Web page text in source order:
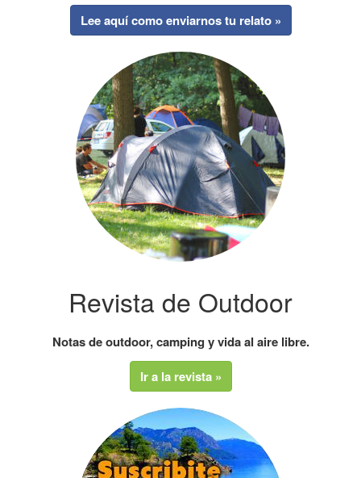
Lee aquí como enviarnos tu relato »
Revista de Outdoor
Notas de outdoor, camping y vida al aire libre.
Ir a la revista »